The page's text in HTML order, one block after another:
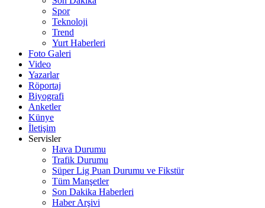
Spor
Teknoloji
Trend
Yurt Haberleri
Foto Galeri
Video
Yazarlar
Röportaj
Biyografi
Anketler
Künye
İletişim
Servisler
Hava Durumu
Trafik Durumu
Süper Lig Puan Durumu ve Fikstür
Tüm Manşetler
Son Dakika Haberleri
Haber Arşivi